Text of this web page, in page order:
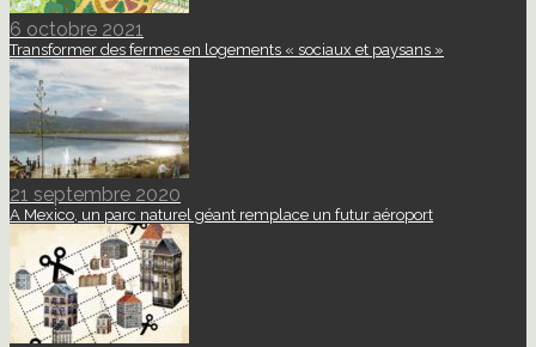
6 octobre 2021
Transformer des fermes en logements « sociaux et paysans »
21 septembre 2020
A Mexico, un parc naturel géant remplace un futur aéroport